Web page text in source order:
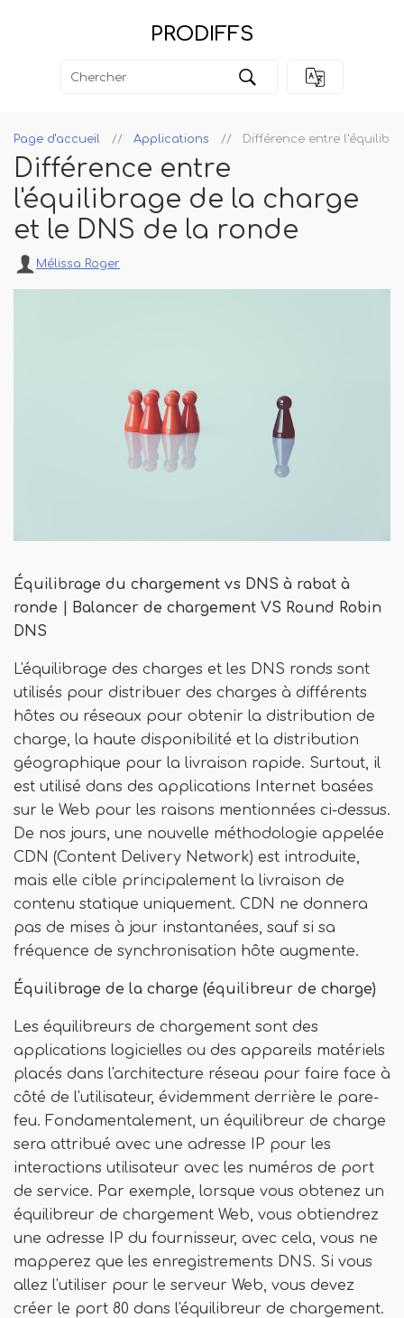
PRODIFFS
Page d'accueil Applications Différence entre
Différence entre
l'équilibrage de la charge
et le DNS de la ronde
Mélissa Roger
Équilibrage du chargement vs DNS à rabat à
ronde | Balancer de chargement VS Round Robin
DNS
L'équilibrage des charges et les DNS ronds sont
utilisés pour distribuer des charges à différents
hôtes ou réseaux pour obtenir la distribution de
charge, la haute disponibilité et la distribution
géographique pour la livraison rapide. Surtout, il
est utilisé dans des applications Internet basées
sur le Web pour les raisons mentionnées ci-dessus.
De nos jours, une nouvelle méthodologie appelée
CDN (Content Delivery Network) est introduite,
mais elle cible principalement la livraison de
contenu statique uniquement. CDN ne donnera
pas de mises à jour instantanées, sauf si sa
fréquence de synchronisation hôte augmente.
Équilibrage de la charge (équilibreur de charge)
Les équilibreurs de chargement sont des
applications logicielles ou des appareils matériels
placés dans l'architecture réseau pour faire face à
côté de l'utilisateur, évidemment derrière le pare-
feu. Fondamentalement, un équilibreur de charge
sera attribué avec une adresse IP pour les
interactions utilisateur avec les numéros de port
de service. Par exemple, lorsque vous obtenez un
équilibreur de chargement Web, vous obtiendrez
une adresse IP du fournisseur, avec cela, vous ne
mapperez que les enregistrements DNS. Si vous
allez l'utiliser pour le serveur Web, vous devez
créer le port 80 dans l'équilibreur de chargement.